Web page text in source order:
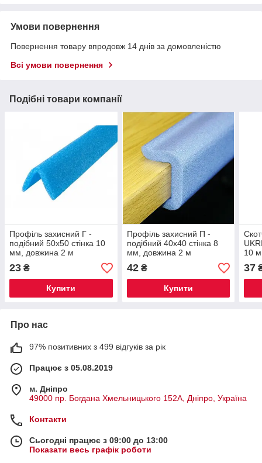
Умови повернення
Повернення товару впродовж 14 днів за домовленістю
Всі умови повернення
Подібні товари компанії
Профіль захисний Г -
подібний 50х50 стiнка 10
мм, довжина 2 м
23 ₴
Купити
Профіль захисний П -
подібний 40х40 стінка 8
мм, довжина 2 м
42₴
Купити
10 м
37
Про нас
97% позитивних з 499 відгуків за рік
Працює з 05.08.2019
м. Дніпро
49000 пр. Богдана Хмельницького 152А, Дніпро, Україна
Контакти
Сьогодні працює з 09:00 до 13:00
Показати весь графік роботи